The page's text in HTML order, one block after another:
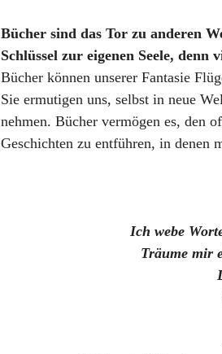
Bücher sind das Tor zu anderen
Schlüssel zur eigenen Seele,
Bücher können unserer Fantasie
Sie ermutigen uns, selbst in neue
nehmen. Bücher vermögen es, den
Geschichten zu entführen, in denen
Ich webe
Träume mir